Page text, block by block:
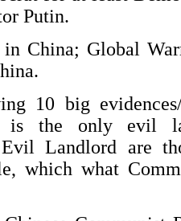
Putin.
Global
evidences/
is the only evil
Landlord are
which what